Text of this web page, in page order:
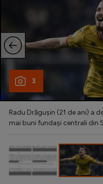
3
Radu Drăgușin (21 de ani) a
mai buni fundași centrali din